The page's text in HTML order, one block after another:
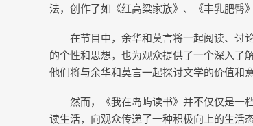
法，创作了如《红高粱家族》、《丰乳肥臀
在节目中，余华和莫言将一起阅读、讨
的个性和思想，也为观众提供了一个深入了
他们将与余华和莫言一起探讨文学的价值和
然而，《我在岛屿读书》并不仅仅是一
读生活，向观众传递了一种积极向上的生活